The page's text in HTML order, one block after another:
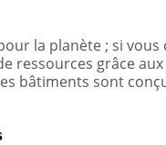
la planète ; si
ressources grâce
bâtiments sont